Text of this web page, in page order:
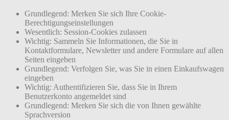
Grundlegend: Merken Sie sich Ihre Cookie-
Berechtigungseinstellungen
Wesentlich: Session-Cookies zulassen
Wichtig: Sammeln Sie Informationen, die Sie in
Kontaktformulare, Newsletter und andere Formulare auf allen
Seiten eingeben
Grundlegend: Verfolgen Sie, was Sie in einen Einkaufswagen
eingeben
Wichtig: Authentifizieren Sie, dass Sie in Ihrem
Benutzerkonto angemeldet sind
Grundlegend: Merken Sie sich die von Ihnen gewählte
Sprachversion